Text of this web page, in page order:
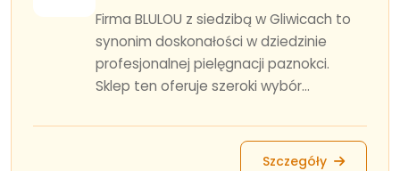
Firma BLULOU z siedzibą w Gliwicach to
synonim doskonałości w dziedzinie
profesjonalnej pielęgnacji paznokci.
Sklep ten oferuje szeroki wybór...
Szczegóły